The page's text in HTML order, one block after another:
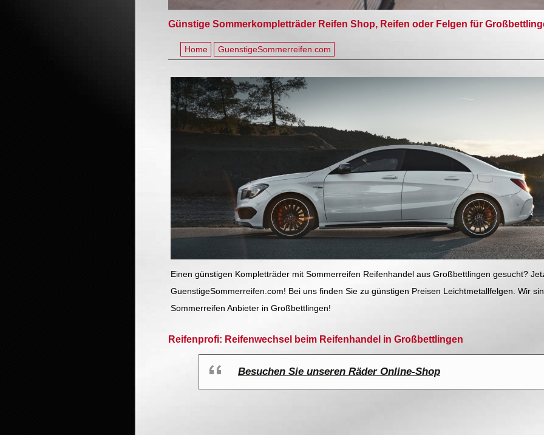
Günstige Sommerkompletträder Reifen Shop, Reifen oder Felgen für
Home GuenstigeSommerreifen.com
Einen günstigen Kompletträder mit Sommerreifen Reifenhandel aus Großbettlingen gesucht?
GuenstigeSommerreifen.com! Bei uns finden Sie zu günstigen Preisen Leichtmetallfelgen. Wir
Sommerreifen Anbieter in Großbettlingen!
Reifenprofi: Reifenwechsel beim Reifenhandel in Großbettlingen
Besuchen Sie unseren Räder Online-Shop